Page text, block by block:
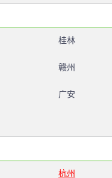
桂林
赣州
广安
杭州